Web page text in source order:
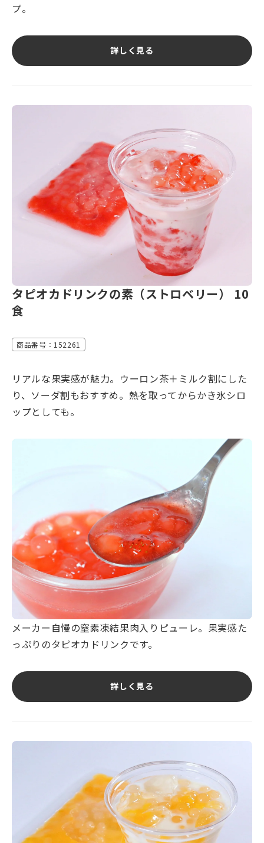
プ。
詳しく見る
タピオカドリンクの素（ストロベリー） 10
食
商品番号：152261
リアルな果実感が魅力。ウーロン茶＋ミルク割にした
り、ソーダ割もおすすめ。熱を取ってからかき氷シロ
ップとしても。
メーカー自慢の窒素凍結果肉入りピューレ。果実感た
っぷりのタピオカドリンクです。
詳しく見る